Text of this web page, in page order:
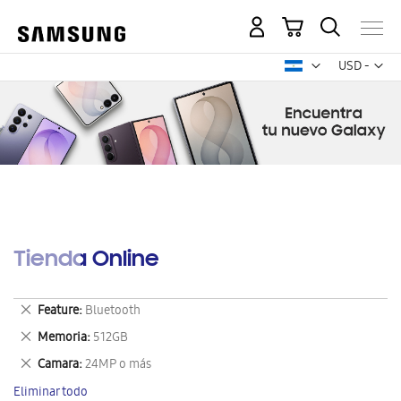
USD -
dólar
Mi carrito
Tienda Online
Feature Bluetooth
Eliminar
este
artículo
Memoria 512GB
Eliminar
este
artículo
Camara 24MP o más
Eliminar
este
Eliminar todo